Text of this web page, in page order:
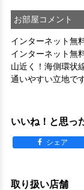
お部屋コメント
インターネット無
インターネット無
山近く！海側環状
通いやすい立地で
いいね！と思っ
シェア
取り扱い店舗